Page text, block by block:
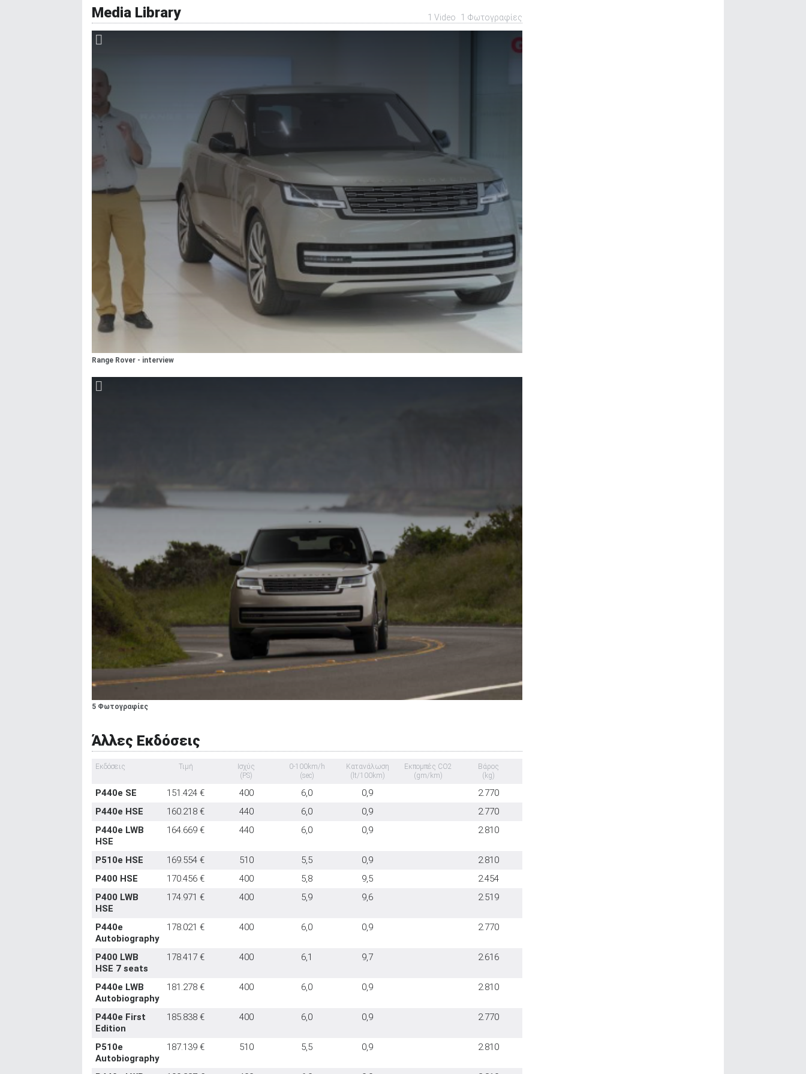
Media Library 1 Φωτογραφίες
1 Video
Range Rover - interview
5 Φωτογραφίες
Άλλες Εκδόσεις
Εκδόσεις Τιμή
Ισχύς
(PS)
0-100km/h
(sec)
Κατανάλωση
(lt/100km)
Εκπομπές CO2
(gm/km)
Βάρος
(kg)
P440e SE 151.424 € 400 6,0 0,9
2.770
P440e HSE
160.218 € 440 6,0 0,9
2.770
P440e LWB
HSE
164.669 € 440 6,0 0,9 2.810
P510e HSE 169.554 € 510 5,5 0,9
2.810
P400 HSE
170.456 € 400 5,8 9,5
2.454
P400 LWB
HSE
174.971 € 400 5,9 9,6 2.519
P440e
Autobiography
178.021 € 400 6,0 0,9 2.770
P400 LWB
HSE 7 seats
178.417 € 400 6,1 9,7 2.616
P440e LWB
Autobiography
181.278 € 400 6,0 0,9 2.810
P440e First
Edition
185.838 € 400 6,0 0,9 2.770
P510e
Autobiography
187.139 € 510 5,5 0,9 2.810